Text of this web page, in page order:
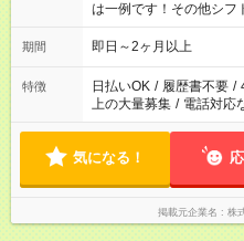
は一例です！その他シフ
期間 即日～2ヶ月以上
特徴 日払いOK / 履歴書不要 /
上の大量募集 / 電話対応
気になる！
掲載元企業名 株